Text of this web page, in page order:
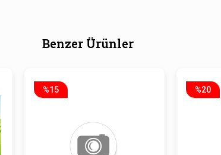
Benzer Ürünler
%15 %20